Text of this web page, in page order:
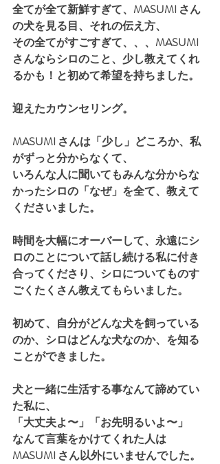
全てが全て新鮮すぎて、MASUMI さん
の犬を見る目、それの伝え方、
その全てがすごすぎて、、、MASUMI
さんならシロのこと、少し教えてくれ
るかも！と初めて希望を持ちました。
迎えたカウンセリング。
MASUMI さんは「少し」どころか、私
がずっと分からなくて、
いろんな人に聞いてもみんな分からな
かったシロの「なぜ」を全て、教えて
くださいました。
時間を大幅にオーバーして、永遠にシ
ロのことについて話し続ける私に付き
合ってくださり、シロについてものす
ごくたくさん教えてもらいました。
初めて、自分がどんな犬を飼っている
のか、シロはどんな犬なのか、を知る
ことができました。
犬と一緒に生活する事なんて諦めてい
た私に、
「大丈夫よ〜」「お先明るいよ〜」
なんて言葉をかけてくれた人は
MASUMI さん以外にいませんでした。